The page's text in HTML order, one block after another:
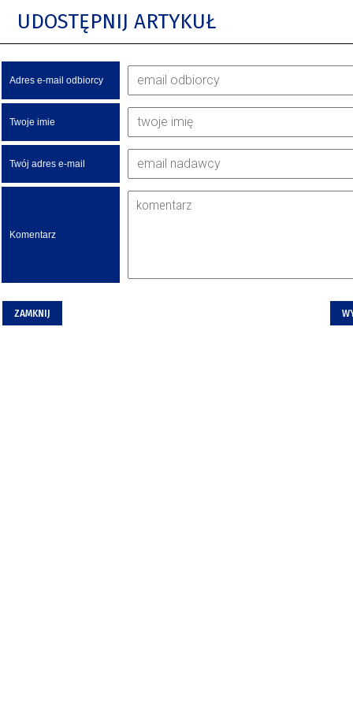
UDOSTĘPNIJ ARTYKUŁ
Adres e-mail odbiorcy
Twoje imie
Twój adres e-mail
Komentarz